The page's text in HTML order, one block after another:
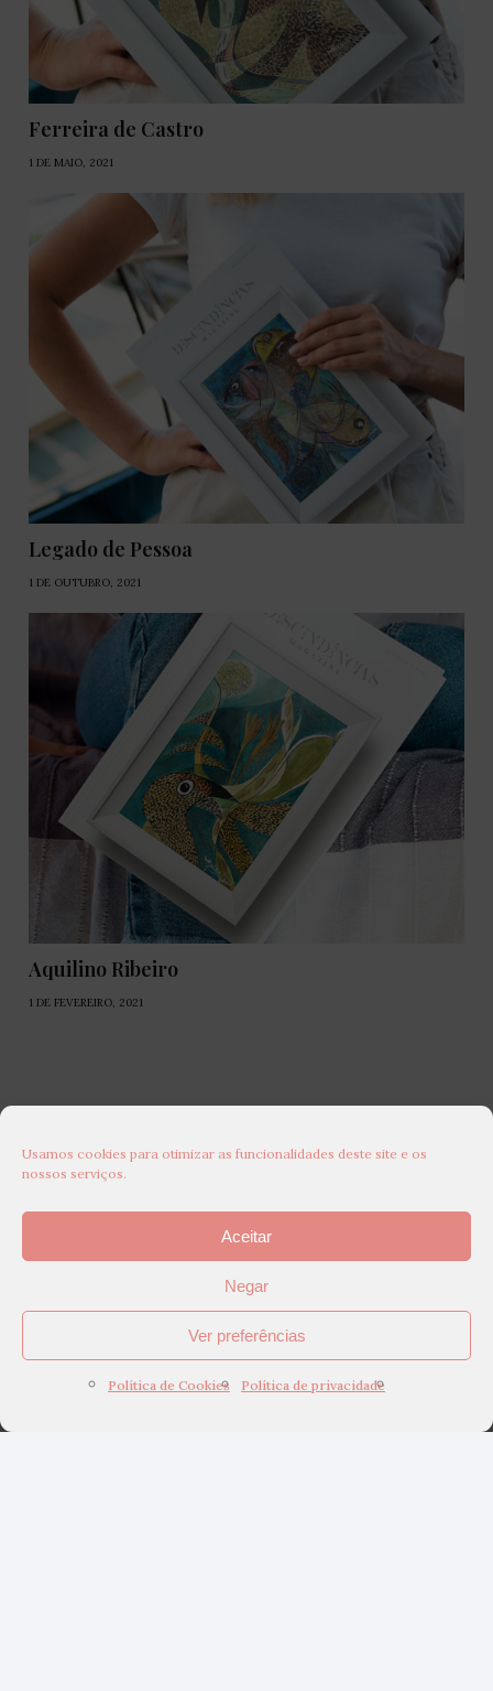
Usamos cookies para otimizar as funcionalidades deste site e os
nossos serviços.
Aceitar
Negar
Ver preferências
Política de Cookies Política de privacidade
Ferreira de Castro
1 DE MAIO, 2021
Legado de Pessoa
1 DE OUTUBRO, 2021
Aquilino Ribeiro
1 DE FEVEREIRO, 2021